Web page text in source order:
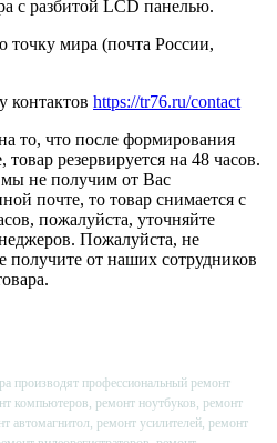
с разбитой LCD панелью.
точку мира (почта России,
контактов https://tr76.ru/contact
то, что после формирования
резервируется на 48 часов.
мы не получим от Вас
почте, то товар снимается с
пожалуйста, уточняйте
Пожалуйста, не
получите от наших сотрудников
производят профессиональный ремонт
компьютеров, ремонт ноутбуков, ремонт
автомагнитол, ремонт усилителей, ремонт